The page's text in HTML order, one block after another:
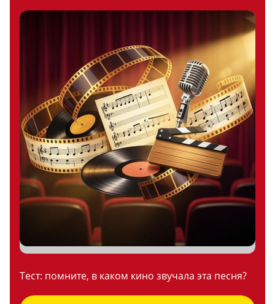
Тест: помните, в каком кино звучала эта песня?